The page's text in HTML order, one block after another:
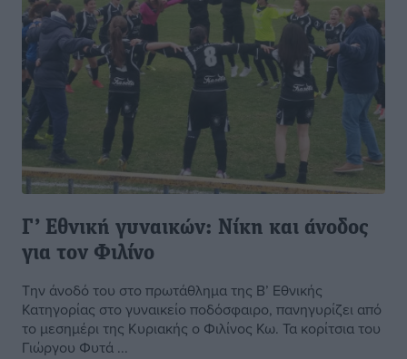
Γ’ Εθνική γυναικών: Νίκη και άνοδος
για τον Φιλίνο
Την άνοδό του στο πρωτάθλημα της Β’ Εθνικής
Κατηγορίας στο γυναικείο ποδόσφαιρο, πανηγυρίζει από
το μεσημέρι της Κυριακής ο Φιλίνος Κω. Τα κορίτσια του
Γιώργου Φυτά ...